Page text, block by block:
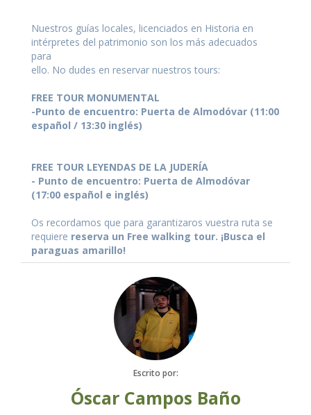
Nuestros guías locales, licenciados en Historia en
intérpretes del patrimonio son los más adecuados
para
ello. No dudes en reservar nuestros tours:
FREE TOUR MONUMENTAL
-Punto de encuentro: Puerta de Almodóvar (11:00
español / 13:30 inglés)
FREE TOUR LEYENDAS DE LA JUDERÍA
- Punto de encuentro: Puerta de Almodóvar
(17:00 español e inglés)
Os recordamos que para garantizaros vuestra ruta se
requiere reserva un Free walking tour. ¡Busca el
paraguas amarillo!
Escrito por:
Óscar Campos Baño